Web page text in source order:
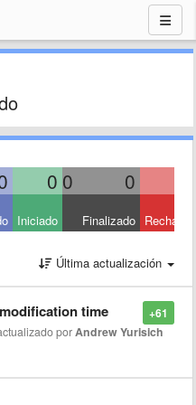
0 0 0
Iniciado Finalizado
Última actualización
+61
time
porAndrew Yurisich